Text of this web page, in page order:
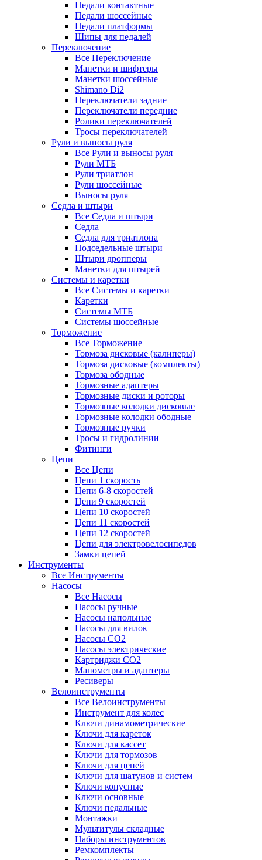
Педали контактные
Педали шоссейные
Педали платформы
Шипы для педалей
Переключение
Все Переключение
Манетки и шифтеры
Манетки шоссейные
Shimano Di2
Переключатели задние
Переключатели передние
Ролики переключателей
Тросы переключателей
Рули и выносы руля
Все Рули и выносы руля
Рули МТБ
Рули триатлон
Рули шоссейные
Выносы руля
Седла и штыри
Все Седла и штыри
Седла
Седла для триатлона
Подседельные штыри
Штыри дропперы
Манетки для штырей
Системы и каретки
Все Системы и каретки
Каретки
Системы МТБ
Системы шоссейные
Торможение
Все Торможение
Тормоза дисковые (калиперы)
Тормоза дисковые (комплекты)
Тормоза ободные
Тормозные адаптеры
Тормозные диски и роторы
Тормозные колодки дисковые
Тормозные колодки ободные
Тормозные ручки
Тросы и гидролинии
Фитинги
Цепи
Все Цепи
Цепи 1 скорость
Цепи 6-8 скоростей
Цепи 9 скоростей
Цепи 10 скоростей
Цепи 11 скоростей
Цепи 12 скоростей
Цепи для электровелосипедов
Замки цепей
Инструменты
Все Инструменты
Насосы
Все Насосы
Насосы ручные
Насосы напольные
Насосы для вилок
Насосы CO2
Насосы электрические
Картриджи CO2
Манометры и адаптеры
Ресиверы
Велоинструменты
Все Велоинструменты
Инструмент для колес
Ключи динамометрические
Ключи для кареток
Ключи для кассет
Ключи для тормозов
Ключи для цепей
Ключи для шатунов и систем
Ключи конусные
Ключи основные
Ключи педальные
Монтажки
Мультитулы складные
Наборы инструментов
Ремкомплекты